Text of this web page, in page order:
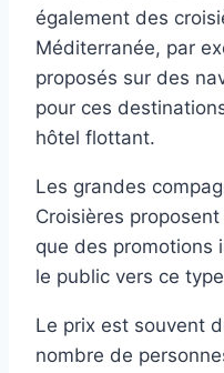
également des
Méditerranée, par
proposés sur des
pour ces
hôtel flottant.
Les grandes
Croisières
que des promotions
le public vers ce
Le prix est souvent
nombre de